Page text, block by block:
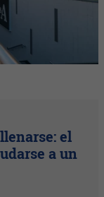
el
a un